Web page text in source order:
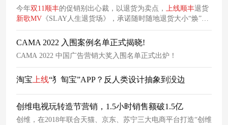
今年双 11 顺丰的促销别出心裁，以退货为卖点， 上线顺丰退货
新歌MV 《SLAY人生退货场》，承诺随时随地退货大小“焕”，
让你赢在时效起跑线。 ​
CAMA 2022 入围案例名单正式揭晓!
CAMA 2022 中国广告营销大奖入围名单正式出炉！
淘宝 上线“犭匋宝”APP？反人类设计抽象到没边
创维电视玩转造节营销，1.5小时销售额破1.5亿
创维，在2018年联合天猫、京东、苏宁三大电商平台打造“创维